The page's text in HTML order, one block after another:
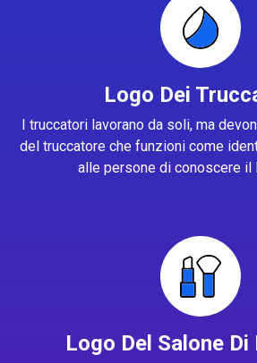
Logo Dei
I truccatori lavorano da soli, ma
del truccatore che funzioni come
alle persone di conoscere il
Logo Del Salone Di